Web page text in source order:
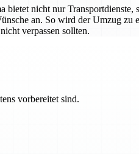
nicht nur
an. So wird der Umzug
verpassen sollten.
vorbereitet sind.